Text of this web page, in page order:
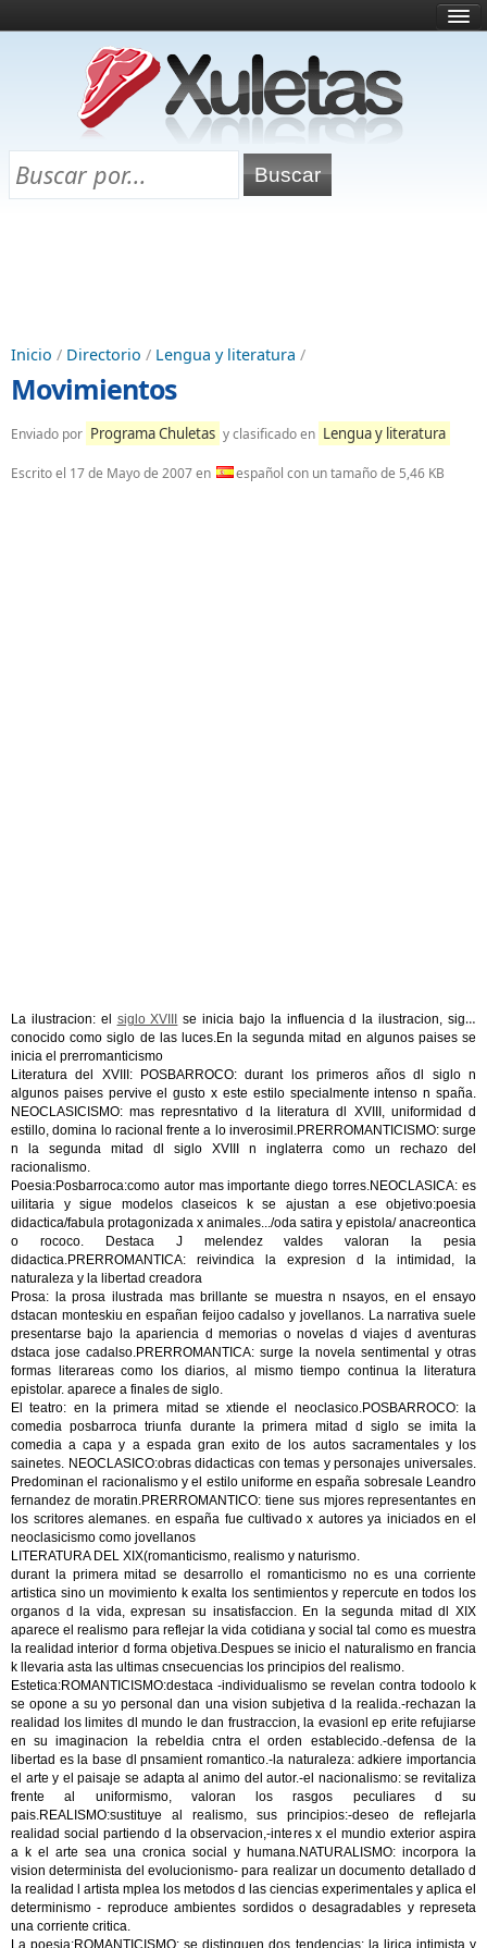
¿Qué es esto?
Directorio
Chuletas para exámenes
Inicio / Directorio / Lengua y literatura /
Movimientos
Enviado por Programa Chuletas y clasificado en Lengua y literatura
Escrito el 17 de Mayo de 2007en español con un tamaño de 5,46 KB
La ilustracion: el siglo XVIII
se inicia bajo la influencia d la ilustracion, siglo
conocido como siglo de las luces.En la segunda mitad en algunos paises se
inicia el prerromanticismo
Literatura del XVIII: POSBARROCO: durant los primeros años dl siglo n
algunos paises pervive el gusto x este estilo specialmente intenso n spaña.
NEOCLASICISMO: mas represntativo d la literatura dl XVIII, uniformidad d
estillo, domina lo racional frente a lo inverosimil.PRERROMANTICISMO: surge
n la segunda mitad dl siglo XVIII n inglaterra como un rechazo del
racionalismo.
Poesia:Posbarroca:como autor mas importante diego torres.NEOCLASICA: es
uilitaria y sigue modelos claseicos k se ajustan a ese objetivo:poesia
didactica/fabula protagonizada x animales.../oda satira y epistola/ anacreontica
o rococo. Destaca J melendez valdes valoran la pesia
didactica.PRERROMANTICA: reivindica la expresion d la intimidad, la
naturaleza y la libertad creadora
Prosa: la prosa ilustrada mas brillante se muestra n nsayos, en el ensayo
dstacan monteskiu en españan feijoo cadalso y jovellanos. La narrativa suele
presentarse bajo la apariencia d memorias o novelas d viajes d aventuras
dstaca jose cadalso.PRERROMANTICA: surge la novela sentimental y otras
formas literareas como los diarios, al mismo tiempo continua la literatura
epistolar. aparece a finales de siglo.
El teatro: en la primera mitad se xtiende el neoclasico.POSBARROCO: la
comedia posbarroca triunfa durante la primera mitad d siglo se imita la
comedia a capa y a espada gran exito de los autos sacramentales y los
sainetes. NEOCLASICO:obras didacticas con temas y personajes universales.
Predominan el racionalismo y el estilo uniforme en españa sobresale Leandro
fernandez de moratin.PRERROMANTICO: tiene sus mjores representantes en
los scritores alemanes. en españa fue cultivado x autores ya iniciados en el
neoclasicismo como jovellanos
LITERATURA DEL XIX(romanticismo, realismo y naturismo.
durant la primera mitad se desarrollo el romanticismo no es una corriente
artistica sino un movimiento k exalta los sentimientos y repercute en todos los
organos d la vida, expresan su insatisfaccion. En la segunda mitad dl XIX
aparece el realismo para reflejar la vida cotidiana y social tal como es muestra
la realidad interior d forma objetiva.Despues se inicio el naturalismo en francia
k llevaria asta las ultimas cnsecuencias los principios del realismo.
Estetica:ROMANTICISMO:destaca -individualismo se revelan contra todoolo k
se opone a su yo personal dan una vision subjetiva d la realida.-rechazan la
realidad los limites dl mundo le dan frustraccion, la evasionl ep erite refujiarse
en su imaginacion la rebeldia cntra el orden establecido.-defensa de la
libertad es la base dl pnsamient romantico.-la naturaleza: adkiere importancia
el arte y el paisaje se adapta al animo del autor.-el nacionalismo: se revitaliza
frente al uniformismo, valoran los rasgos peculiares d su
pais.REALISMO:sustituye al realismo, sus principios:-deseo de reflejarla
realidad social partiendo d la observacion,-interes x el mundio exterior aspira
a k el arte sea una cronica social y humana.NATURALISMO: incorpora la
vision determinista del evolucionismo- para realizar un documento detallado d
la realidad l artista mplea los metodos d las ciencias experimentales y aplica el
determinismo - reproduce ambientes sordidos o desagradables y represeta
una corriente critica.
La poesia:ROMANTICISMO: se distinguen dos tendencias: la lirica intimista y